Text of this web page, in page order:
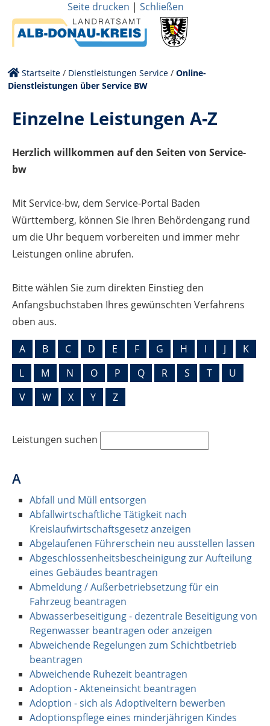
Seite drucken | Schließen
Startseite / Dienstleistungen Service /Online-
Dienstleistungen über Service BW
Einzelne Leistungen A-Z
Herzlich willkommen auf den Seiten von Service-
bw
Mit Service-bw, dem Service-Portal Baden
Württemberg, können Sie Ihren Behördengang rund
um die Uhr bequem vorbereiten und immer mehr
Leistungen online abrufen.
Bitte wählen Sie zum direkten Einstieg den
Anfangsbuchstaben Ihres gewünschten Verfahrens
oben aus.
A B C D E F G H I J
K
L
M N O P Q R S T
U
V
W X Y Z
Leistungen suchen
A
Abfall und Müll entsorgen
Abfallwirtschaftliche Tätigkeit nach
Kreislaufwirtschaftsgesetz anzeigen
Abgelaufenen Führerschein neu ausstellen lassen
Abgeschlossenheitsbescheinigung zur Aufteilung
eines Gebäudes beantragen
Abmeldung / Außerbetriebsetzung für ein
Fahrzeug beantragen
Abwasserbeseitigung - dezentrale Beseitigung von
Regenwasser beantragen oder anzeigen
Abweichende Regelungen zum Schichtbetrieb
beantragen
Abweichende Ruhezeit beantragen
Adoption - Akteneinsicht beantragen
Adoption - sich als Adoptiveltern bewerben
Adoptionspflege eines minderjährigen Kindes